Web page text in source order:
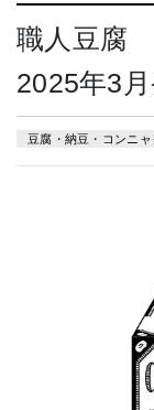
職人豆腐
2025年3
豆腐・納豆・コンニャ